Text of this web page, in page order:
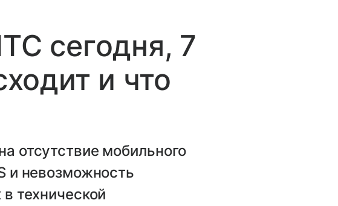
сегодня, 7
и что
отсутствие мобильного
и невозможность
технической